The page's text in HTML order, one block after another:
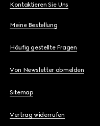
Kontaktieren Sie Uns
Meine Bestellung
Häufig gestellte Fragen
Von Newsletter abmelden
Sitemap
Vertrag widerrufen